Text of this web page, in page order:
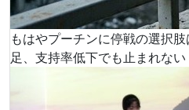
もはやプーチンに停戦の選択
足、支持率低下でも止まれな